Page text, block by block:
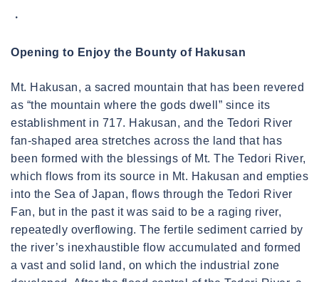
・
Opening to Enjoy the Bounty of Hakusan
Mt. Hakusan, a sacred mountain that has been revered
as “the mountain where the gods dwell” since its
establishment in 717. Hakusan, and the Tedori River
fan-shaped area stretches across the land that has
been formed with the blessings of Mt. The Tedori River,
which flows from its source in Mt. Hakusan and empties
into the Sea of Japan, flows through the Tedori River
Fan, but in the past it was said to be a raging river,
repeatedly overflowing. The fertile sediment carried by
the river’s inexhaustible flow accumulated and formed
a vast and solid land, on which the industrial zone